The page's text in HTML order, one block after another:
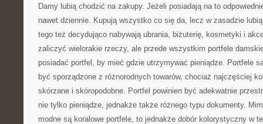
Damy lubią chodzić na zakupy. Jeżeli posiadają na to
nawet dziennie. Kupują wszystko co się da, lecz w zasadzie
tego też decydująco nabywają ubrania, biżuterię, kosmetyki i
zaliczyć wielorakie rzeczy, ale przede wszystkim portfele
posiadać portfel, by mieć gdzie utrzymywać pieniądze. Portfele
być sporządzone z różnorodnych towarów, chociaż najczęściej
skórzane i skóropodobne. Portfel powinien być adekwatnie
nie tylko pieniądze, jednakże także różnego typu dokumenty.
modne są koralowe portfele, to jednakże dobór kolorystyczny w